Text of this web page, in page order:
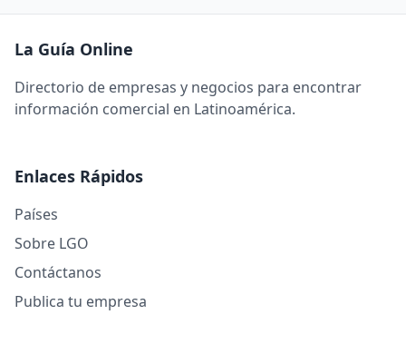
La Guía Online
Directorio de empresas y negocios para encontrar
información comercial en Latinoamérica.
Enlaces Rápidos
Países
Sobre LGO
Contáctanos
Publica tu empresa